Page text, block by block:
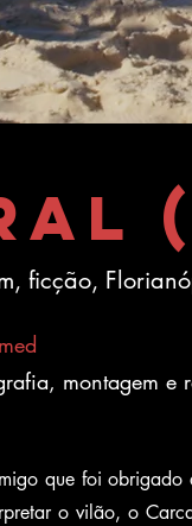
ficção,
montagem e
que foi
o vilão, o